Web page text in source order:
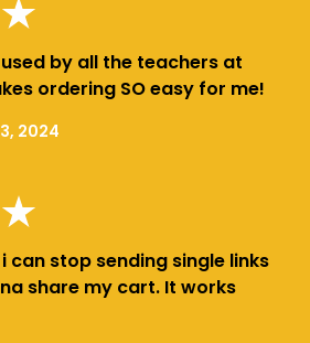
by all the teachers at
ordering SO easy for me!
2024
can stop sending single links
share my cart. It works